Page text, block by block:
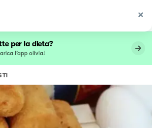
per la dieta?
l’app olivia!